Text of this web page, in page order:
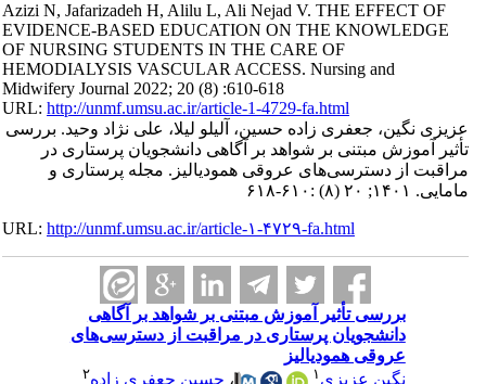
Azizi N, Jafarizadeh H, Alilu L, Ali Nejad V. THE EFFECT OF
EVIDENCE-BASED EDUCATION ON THE KNOWLEDGE
OF NURSING STUDENTS IN THE CARE OF
HEMODIALYSIS VASCULAR ACCESS. Nursing and
Midwifery Journal 2022; 20 (8) :610-618
URL:http://unmf.umsu.ac.ir/article-1-4729-fa.html
عزیزی نگین، جعفری زاده حسین، آلیلو لیلا، علی نژاد وحید. بررسی
تأثیر آموزش مبتنی بر شواهد بر آگاهی دانشجویان پرستاری در
مراقبت از دسترسی‌های عروقی همودیالیز. مجله پرستاری و
مامایی. ۱۴۰۱; ۲۰ (۸) :۶۱۰-۶۱۸
URL:http://unmf.umsu.ac.ir/article-۱-۴۷۲۹-fa.html
بررسی تأثیر آموزش مبتنی بر شواهد بر آگاهی
دانشجویان پرستاری در مراقبت از دسترسی‌های
عروقی همودیالیز
نگین عزیزی۱ ،حسین جعفری زاده۲